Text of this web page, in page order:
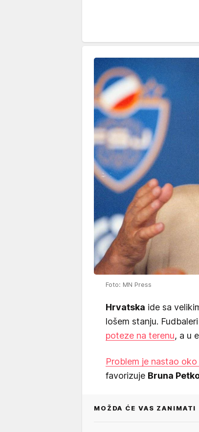
Foto: MN Press
Hrvatska ide sa
lošem stanju.
poteze na terenu, a u
Problem je nastao
favorizuje Bruna
MOŽDA ĆE VAS ZANIMATI